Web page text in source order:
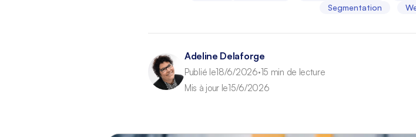
Segmentation
Adeline Delaforge
Publié le18/6/2026•15 min de lecture
Mis à jour le15/6/2026